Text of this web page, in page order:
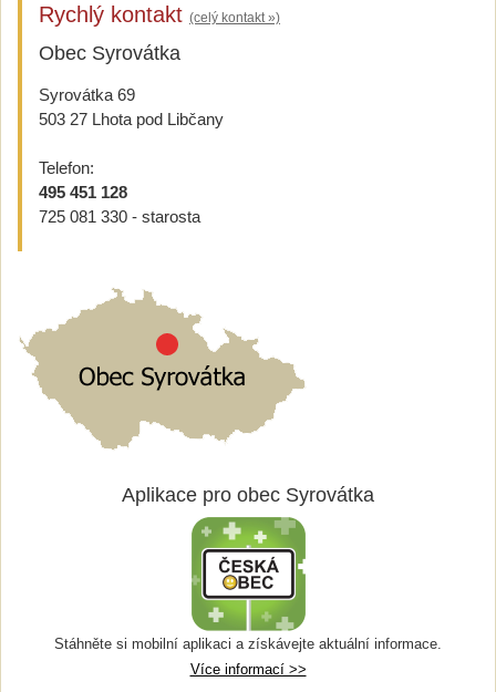
Rychlý kontakt (celý kontakt »)
Obec Syrovátka
Syrovátka 69
503 27 Lhota pod Libčany
Telefon:
495 451 128
725 081 330 - starosta
Aplikace pro obec Syrovátka
Stáhněte si mobilní aplikaci a získávejte aktuální informace.
Více informací >>